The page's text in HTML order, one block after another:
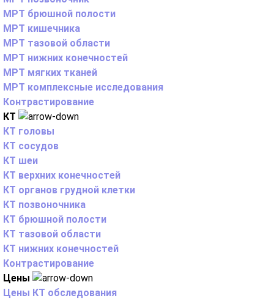
МРТ брюшной полости
МРТ кишечника
МРТ тазовой области
МРТ нижних конечностей
МРТ мягких тканей
МРТ комплексные исследования
Контрастирование
КТ
КТ головы
КТ сосудов
КТ шеи
КТ верхних конечностей
КТ органов грудной клетки
КТ позвоночника
КТ брюшной полости
КТ тазовой области
КТ нижних конечностей
Контрастирование
Цены
Цены КТ обследования